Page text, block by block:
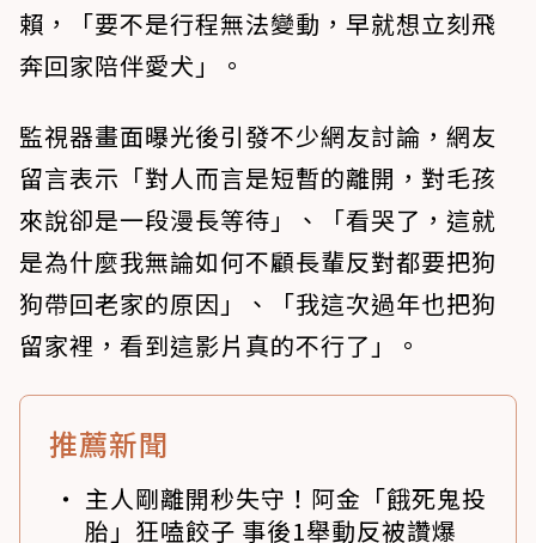
賴，「要不是行程無法變動，早就想立刻飛
奔回家陪伴愛犬」。
監視器畫面曝光後引發不少網友討論，網友
留言表示「對人而言是短暫的離開，對毛孩
來說卻是一段漫長等待」、「看哭了，這就
是為什麼我無論如何不顧長輩反對都要把狗
狗帶回老家的原因」、「我這次過年也把狗
留家裡，看到這影片真的不行了」。
推薦新聞
主人剛離開秒失守！阿金「餓死鬼投
胎」狂嗑餃子 事後1舉動反被讚爆